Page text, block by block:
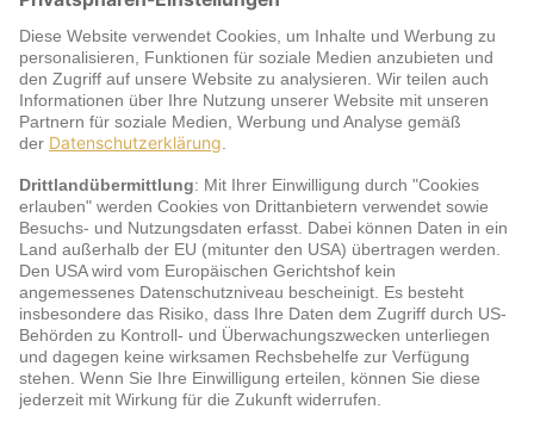
Warum jö?
Service
jö Bonus Club Partner
Zahlungsarten & Sicherheit